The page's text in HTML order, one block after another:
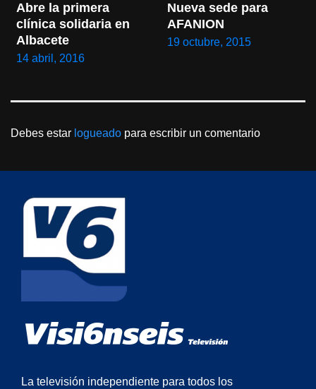
Abre la primera
clínica solidaria en
Albacete
14 abril, 2016
Nueva sede para
AFANION
19 octubre, 2015
Debes estar logueado para escribir un comentario
La televisión independiente para todos los